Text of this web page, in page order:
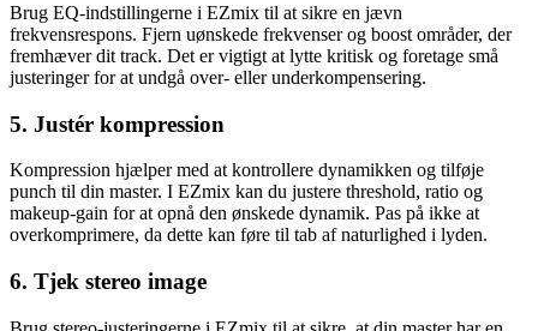
Brug EQ-indstillingerne i EZmix til at sikre en jævn
frekvensrespons. Fjern uønskede frekvenser og boost områder, der
fremhæver dit track. Det er vigtigt at lytte kritisk og foretage små
justeringer for at undgå over- eller underkompensering.
5. Justér kompression
Kompression hjælper med at kontrollere dynamikken og tilføje
punch til din master. I EZmix kan du justere threshold, ratio og
makeup-gain for at opnå den ønskede dynamik. Pas på ikke at
overkomprimere, da dette kan føre til tab af naturlighed i lyden.
6. Tjek stereo image